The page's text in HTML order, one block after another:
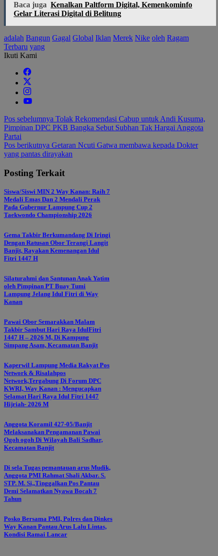
Baca juga Kenalkan Paltform Digital, Kemenkominfo
Gelar Literasi Digital di Belitung
adalah Bangun Gagal Global Iklan Merek Nike oleh Ragam
Terbaru yang
Ikuti Kami
Navigasi
pos
Pos sebelumnya Tolak Rekomendasi Cabup untuk Andi Kusuma,
Pimpinan DPC PKB Bangka Sebut Subhan Tak Hargai Anggota
Partai
Pos berikutnya Getaran Ncuti Gatwa membawa kepada Dokter
yang pantas dirayakan
Posting Terkait
Siswa/Siswi MIN 2 Way Kanan: Raih 7
Medali Emas Dan 2 Mendali Perak
Pada Gubernur Lampung Cup 2
Taekwondo Championship 2026
Gema Takbir Berkumandang Di Iringi
Dengan Ratusan Obor Terangi Langit
Banjit, Rayakan Kemenangan Idul
Fitri 1447 H
Silaturahmi dan Santunan Anak Yatim
oleh Pimpinan PT Buay Tumi
Lampung Jelang Idul Fitri di Way
Kanan
Pawai Obor Semarakkan Malam
Takbir Sambut Hari Raya IdulFitri
1447 H – 2026 M, Di Kampung
Simpang Asam, Kecamatan Banjit
Kaperwil Lampung Media Rakyat Pos
Network & Risalahpos
Network,Tergabung Di Forum DPC
KWRI, Way Kanan : Mengucapkan
Selamat Hari Raya Idul Fitri 1447
Hijriah- 2026 M
Anggota Koramil 427-05/Banjit
Melaksanakan Pengamanan Pawai
Ogoh ogoh Di Wilayah Bali Sadhar,
Kecamatan Banjit
Di sela Tugas pemantauan arus Mudik,
Anggota PMI Rahmat Shali Akbar. S.
STP. M. Si,,Tinggalkan Pos Pantau
Demi Selamatkan Nyawa Bocah 7
Tahun
Posko Bersama PMI, Polres dan Dinkes
Way Kanan Pantau Arus Lalu Lintas,
Kondisi Ramai Lancar